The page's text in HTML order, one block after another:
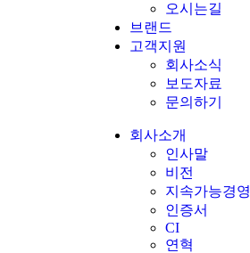
오시는길
브랜드
고객지원
회사소식
보도자료
문의하기
회사소개
인사말
비전
지속가능경영
인증서
CI
연혁